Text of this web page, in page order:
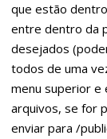
que estão
entre dentro da
desejados
todos de uma
menu superior e
arquivos, se for
enviar para /